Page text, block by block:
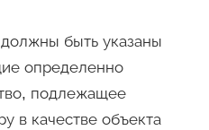
быть указаны
определенно
подлежащее
в качестве объекта